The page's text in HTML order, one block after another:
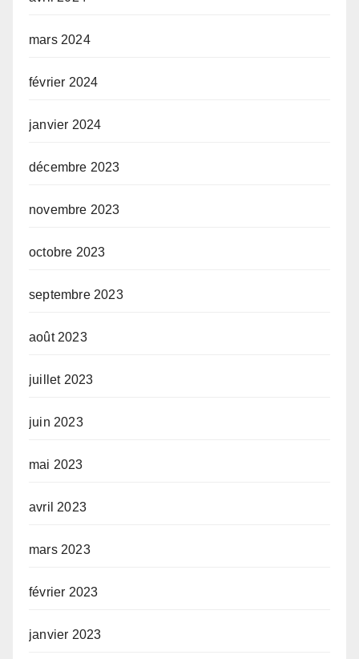
mars 2024
février 2024
janvier 2024
décembre 2023
novembre 2023
octobre 2023
septembre 2023
août 2023
juillet 2023
juin 2023
mai 2023
avril 2023
mars 2023
février 2023
janvier 2023